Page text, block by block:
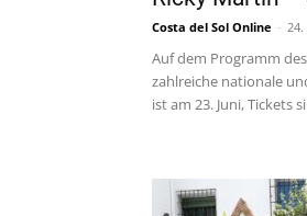
Costa del Sol Online -
Auf dem Programm
zahlreiche nationale
ist am 23. Juni, Tickets